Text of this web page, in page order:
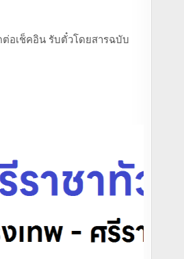
ต่อเช็คอิน รับตั๋วโดยสารฉบับ